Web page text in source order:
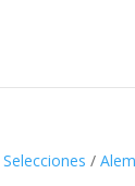
Selecciones /